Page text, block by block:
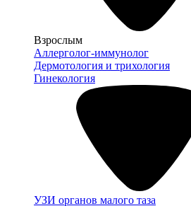
Взрослым
Аллерголог-иммунолог
Дермотология и трихология
Гинекология
УЗИ органов малого таза